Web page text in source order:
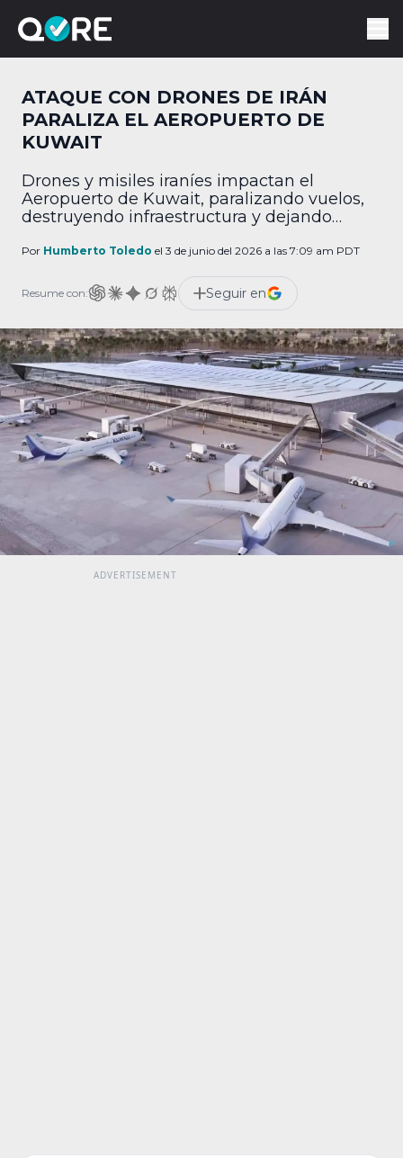
ATAQUE CON DRONES DE IRÁN
PARALIZA EL AEROPUERTO DE
KUWAIT
Drones y misiles iraníes impactan el
Aeropuerto de Kuwait, paralizando vuelos,
destruyendo infraestructura y dejando
Por Humberto Toledo el 3 de junio del 2026 a las 7:09 am PDT
Resume con: Seguir en